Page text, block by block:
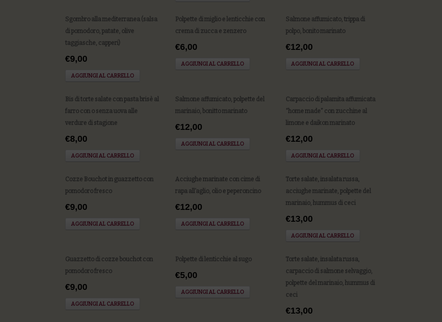
Sgombro alla mediterranea (salsa
di pomodoro, patate, olive
taggiasche, capperi)
€9,00
AGGIUNGI AL CARRELLO
Polpette di miglio e lenticchie con
crema di zucca e zenzero
€6,00
AGGIUNGI AL CARRELLO
Salmone affumicato, trippa di
polpo, bonito marinato
€12,00
AGGIUNGI AL CARRELLO
Bis di torte salate con pasta brisè al
farro con o senza uova alle
verdure di stagione
€8,00
AGGIUNGI AL CARRELLO
Salmone affumicato, polpette del
marinaio, bonitto marinato
€12,00
AGGIUNGI AL CARRELLO
Carpaccio di palamita affumicata
“home made” con zucchine al
limone e daikon marinato
€12,00
AGGIUNGI AL CARRELLO
Cozze Bouchot in guazzetto con
pomodoro fresco
€9,00
AGGIUNGI AL CARRELLO
Acciughe marinate con cime di
rapa all’aglio, olio e peperoncino
€12,00
AGGIUNGI AL CARRELLO
Torte salate, insalata russa,
acciughe marinate, polpette del
marinaio, hummus di ceci
€13,00
AGGIUNGI AL CARRELLO
Guazzetto di cozze bouchot con
pomodoro fresco
€9,00
AGGIUNGI AL CARRELLO
Polpette di lenticchie al sugo
€5,00
AGGIUNGI AL CARRELLO
Torte salate, insalata russa,
carpaccio di salmone selvaggio,
polpette del marinaio, hummus di
ceci
€13,00